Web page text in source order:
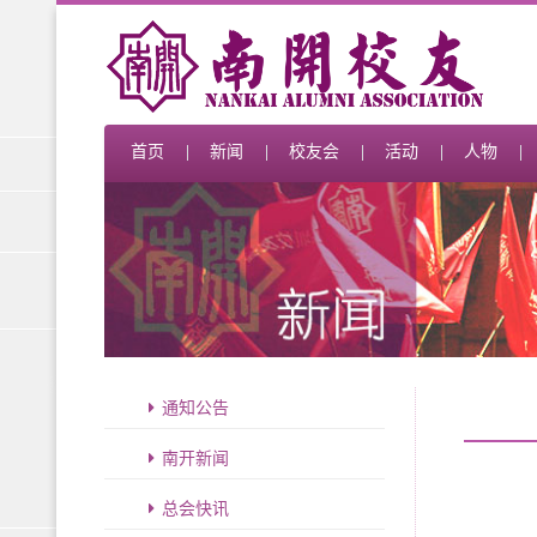
首页 新闻 校友会 活动 人物
通知公告
南开新闻
总会快讯